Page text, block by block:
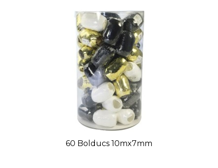
60 Bolducs 10mx7mm